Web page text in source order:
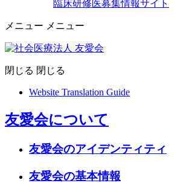
臨床研修医募集情報サイト
メニュー メニュー
閉じる 閉じる
Website Translation Guide
友愛会について
友愛会のアイデンティティ
友愛会の基本情報